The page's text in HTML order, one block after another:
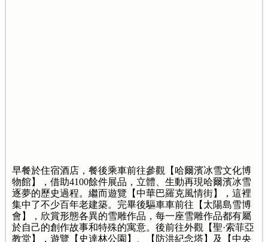
早餐於住宿酒店，餐後乘車前往參觀【哈爾濱冰雪文化博
物館】，借助4100餘件展品，立體、生動再現哈爾濱冰雪
逐夢的歷史過程。繼而遊覽【中華巴羅克風情街】，這裡
集中了不少百年老建築。完畢後驅車車前往【太陽島雪博
會】，欣賞形態各異的雪雕作品，每一座雪雕作品都有屬
於自己的創作故事和特殊的寓意。後前往外觀【聖·索菲亞
教堂】，遊覽【史達林公園】、【防洪紀念塔】及【中央